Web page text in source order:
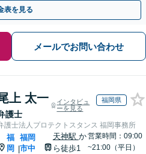
表を見る
メールでお問い合わせ
上 太一
護士
インタビュ
ーを見る
福岡県
護士法人プロテクトスタンス 福岡事務所
福
岡 |
福岡
市中
天神駅 か
ら徒歩1
営業時間：09:00
~21:00（平日）